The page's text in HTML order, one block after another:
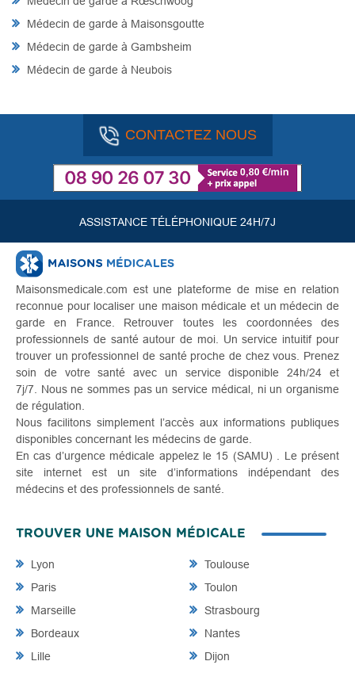
Médecin de garde à Maisonsgoutte
Médecin de garde à Gambsheim
Médecin de garde à Neubois
CONTACTEZ NOUS
ASSISTANCE TÉLÉPHONIQUE 24H/7J
Maisonsmedicale.com est une plateforme de mise en relation
reconnue pour localiser une maison médicale et un médecin de
garde en France. Retrouver toutes les coordonnées des
professionnels de santé autour de moi. Un service intuitif pour
trouver un professionnel de santé proche de chez vous. Prenez
soin de votre santé avec un service disponible 24h/24 et
7j/7. Nous ne sommes pas un service médical, ni un organisme
de régulation.
Nous facilitons simplement l’accès aux informations publiques
disponibles concernant les médecins de garde.
En cas d’urgence médicale appelez le 15 (SAMU) . Le présent
site internet est un site d’informations indépendant des
médecins et des professionnels de santé.
TROUVER UNE MAISON MÉDICALE
Lyon
Paris
Marseille
Bordeaux
Lille
Toulouse
Toulon
Strasbourg
Nantes
Dijon